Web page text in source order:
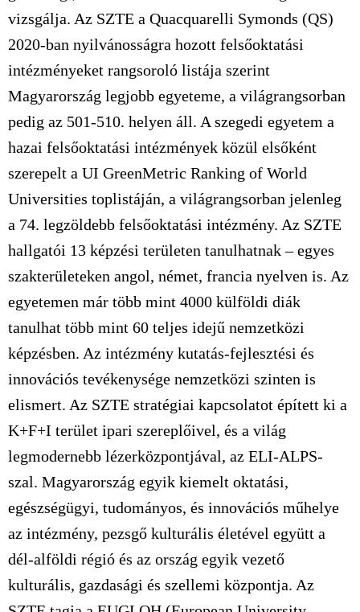
vizsgálja. Az SZTE a Quacquarelli Symonds (QS)
2020-ban nyilvánosságra hozott felsőoktatási
intézményeket rangsoroló listája szerint
Magyarország legjobb egyeteme, a világrangsorban
pedig az 501-510. helyen áll. A szegedi egyetem a
hazai felsőoktatási intézmények közül elsőként
szerepelt a UI GreenMetric Ranking of World
Universities toplistáján, a világrangsorban jelenleg
a 74. legzöldebb felsőoktatási intézmény. Az SZTE
hallgatói 13 képzési területen tanulhatnak – egyes
szakterületeken angol, német, francia nyelven is. Az
egyetemen már több mint 4000 külföldi diák
tanulhat több mint 60 teljes idejű nemzetközi
képzésben. Az intézmény kutatás-fejlesztési és
innovációs tevékenysége nemzetközi szinten is
elismert. Az SZTE stratégiai kapcsolatot épített ki a
K+F+I terület ipari szereplőivel, és a világ
legmodernebb lézerközpontjával, az ELI-ALPS-
szal. Magyarország egyik kiemelt oktatási,
egészségügyi, tudományos, és innovációs műhelye
az intézmény, pezsgő kulturális életével együtt a
dél-alföldi régió és az ország egyik vezető
kulturális, gazdasági és szellemi központja. Az